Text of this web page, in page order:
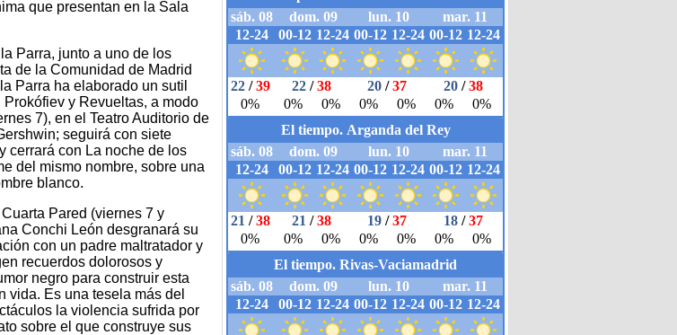
que presentan en la Sala
Parra, junto a uno de los
de la Comunidad de Madrid
Parra ha elaborado un sutil
y Revueltas, a modo
7), en el Teatro Auditorio de
seguirá con siete
cerrará con La noche de los
del mismo nombre, sobre una
blanco.
Pared (viernes 7 y
Conchi León desgranará su
con un padre maltratador y
recuerdos dolorosos y
negro para construir esta
vida. Es una tesela más del
la violencia sufrida por
sobre el que construye sus